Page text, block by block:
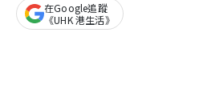
在Google追蹤
《UHK 港生活》